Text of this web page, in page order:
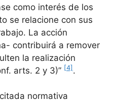
como interés de los
se relacione con sus
La acción
contribuirá a remover
la realización
arts. 2 y 3)” [4] .
normativa